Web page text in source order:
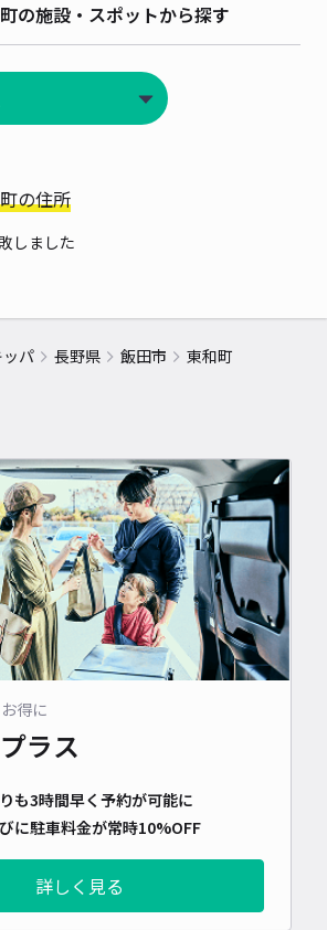
の施設・スポットから探す
の住所
しました
パ 長野県 飯田市 東和町
得に
ラス
も3時間早く予約が可能に
に駐車料金が常時10%OFF
詳しく見る